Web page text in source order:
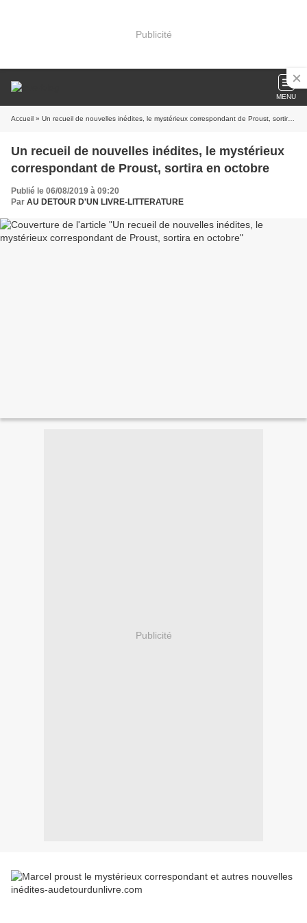
Publicité
MENU
Accueil » Un recueil de nouvelles inédites, le mystérieux correspondant de Proust, sortira en octobre
Un recueil de nouvelles inédites, le mystérieux
correspondant de Proust, sortira en octobre
Publié le 06/08/2019 à 09:20
Par AU DETOUR D'UN LIVRE-LITTERATURE
Publicité